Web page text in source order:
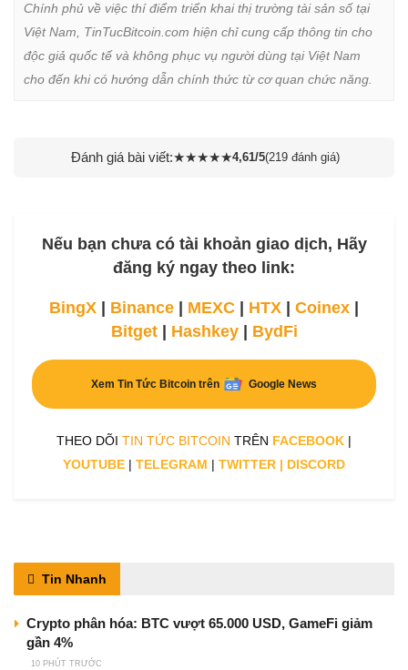
Chính phủ về việc thí điểm triển khai thị trường tài sản số tại
Việt Nam, TinTucBitcoin.com hiện chỉ cung cấp thông tin cho
độc giả quốc tế và không phục vụ người dùng tại Việt Nam
cho đến khi có hướng dẫn chính thức từ cơ quan chức năng.
Đánh giá bài viết:★★★★★4,61/5(219 đánh giá)
Nếu bạn chưa có tài khoản giao dịch, Hãy
đăng ký ngay theo link:
BingX Binance MEXC HTX Coinex
Bitget| Hashkey| BydFi
Xem Tin Tức Bitcoin trên Google News
THEO DÕI TIN TỨC BITCOIN TRÊN FACEBOOK |
YOUTUBE | TELEGRAM | TWITTER | DISCORD
Tin Nhanh
Crypto phân hóa: BTC vượt 65.000 USD, GameFi giảm
gần 4%
10 PHÚT TRƯỚC